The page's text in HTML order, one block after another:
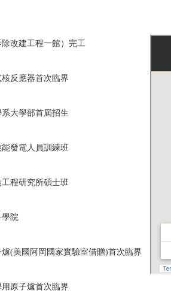
除改建工程一館）完工
反應器首次臨界
大學部首屆招生
發電人員訓練班
程研究所碩士班
院
爐(美國阿岡國家實驗室借贈)首次臨界
原子爐首次臨界